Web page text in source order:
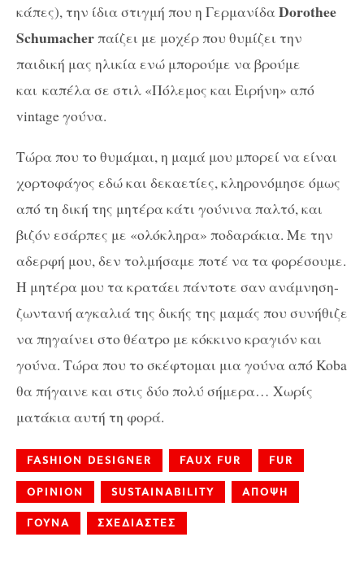
κάπες), την ίδια στιγμή που η ΓερμανίδαDorothee
Schumacherπαίζει με μοχέρ που θυμίζει την
παιδική μας ηλικία ενώ μπορούμε να βρούμε
και καπέλα σε στιλ «Πόλεμος και Ειρήνη» από
vintage γούνα.
Τώρα που το θυμάμαι, η μαμά μου μπορεί να είναι
χορτοφάγος εδώ και δεκαετίες, κληρονόμησε όμως
από τη δική της μητέρα κάτι γούνινα παλτό, και
βιζόν εσάρπες με «ολόκληρα» ποδαράκια. Με την
αδερφή μου, δεν τολμήσαμε ποτέ να τα φορέσουμε.
Η μητέρα μου τα κρατάει πάντοτε σαν ανάμνηση-
ζωντανή αγκαλιά της δικής της μαμάς που συνήθιζε
να πηγαίνει στο θέατρο με κόκκινο κραγιόν και
γούνα. Τώρα που το σκέφτομαι μια γούνα από Koba
θα πήγαινε και στις δύο πολύ σήμερα… Χωρίς
ματάκια αυτή τη φορά.
FASHION DESIGNER FAUX FUR FUR
OPINION SUSTAINABILITY ΑΠΟΨΗ
ΓΟΥΝΑ ΣΧΕΔΙΑΣΤΕΣ